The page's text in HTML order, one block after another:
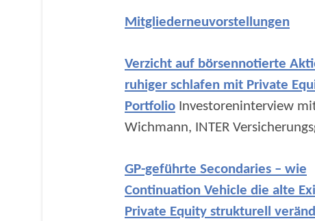
Mitgliederneuvorstellungen
Verzicht auf börsennotierte
ruhiger schlafen mit Private
Portfolio Investoreninterview
Wichmann, INTER
GP-geführte Secondaries – wie
Continuation Vehicle die alte
Private Equity strukturell